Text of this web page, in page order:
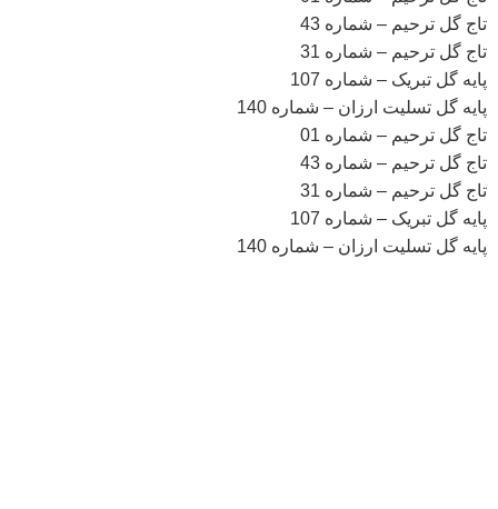
تاج گل ترحیم – شماره 43
تاج گل ترحیم – شماره 31
پایه گل تبریک – شماره 107
پایه گل تسلیت ارزان – شماره 140
تاج گل ترحیم – شماره 01
تاج گل ترحیم – شماره 43
تاج گل ترحیم – شماره 31
پایه گل تبریک – شماره 107
پایه گل تسلیت ارزان – شماره 140